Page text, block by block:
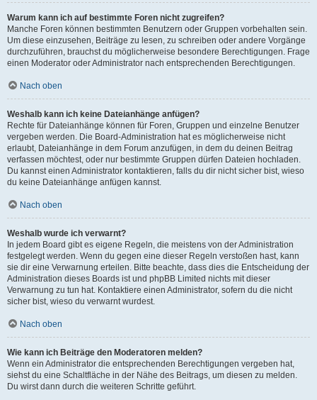
Warum kann ich auf bestimmte Foren nicht zugreifen?
Manche Foren können bestimmten Benutzern oder Gruppen vorbehalten sein.
Um diese einzusehen, Beiträge zu lesen, zu schreiben oder andere Vorgänge
durchzuführen, brauchst du möglicherweise besondere Berechtigungen. Frage
einen Moderator oder Administrator nach entsprechenden Berechtigungen.
Nach oben
Weshalb kann ich keine Dateianhänge anfügen?
Rechte für Dateianhänge können für Foren, Gruppen und einzelne Benutzer
vergeben werden. Die Board-Administration hat es möglicherweise nicht
erlaubt, Dateianhänge in dem Forum anzufügen, in dem du deinen Beitrag
verfassen möchtest, oder nur bestimmte Gruppen dürfen Dateien hochladen.
Du kannst einen Administrator kontaktieren, falls du dir nicht sicher bist, wieso
du keine Dateianhänge anfügen kannst.
Nach oben
Weshalb wurde ich verwarnt?
In jedem Board gibt es eigene Regeln, die meistens von der Administration
festgelegt werden. Wenn du gegen eine dieser Regeln verstoßen hast, kann
sie dir eine Verwarnung erteilen. Bitte beachte, dass dies die Entscheidung der
Administration dieses Boards ist und phpBB Limited nichts mit dieser
Verwarnung zu tun hat. Kontaktiere einen Administrator, sofern du die nicht
sicher bist, wieso du verwarnt wurdest.
Nach oben
Wie kann ich Beiträge den Moderatoren melden?
Wenn ein Administrator die entsprechenden Berechtigungen vergeben hat,
siehst du eine Schaltfläche in der Nähe des Beitrags, um diesen zu melden.
Du wirst dann durch die weiteren Schritte geführt.